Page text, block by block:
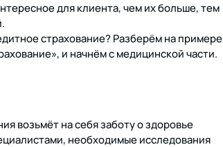
для клиента, чем их больше, тем
страхование? Разберём на примере
и начнём с медицинской части.
возьмёт на себя заботу о здоровье
необходимые исследования